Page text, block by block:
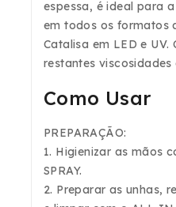
espessa, é ideal para
em todos os formatos
Catalisa em LED e UV.
restantes viscosidades
Como Usar
PREPARAÇÃO:
1. Higienizar as mãos
SPRAY.
2. Preparar as unhas,